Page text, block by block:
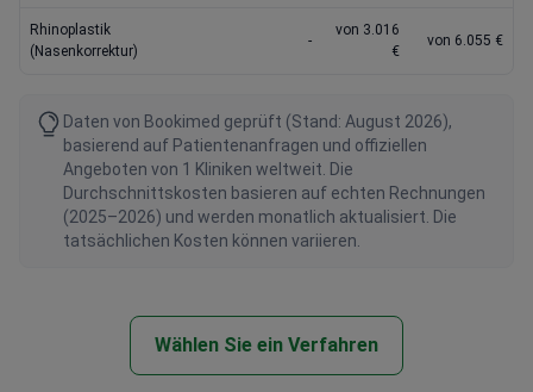
Rhinoplastik
(Nasenkorrektur)
-
von 3.016
€
von 6.055 €
Daten von Bookimed geprüft (Stand: August 2026),
basierend auf Patientenanfragen und offiziellen
Angeboten von 1 Kliniken weltweit. Die
Durchschnittskosten basieren auf echten Rechnungen
(2025–2026) und werden monatlich aktualisiert. Die
tatsächlichen Kosten können variieren.
Wählen Sie ein Verfahren